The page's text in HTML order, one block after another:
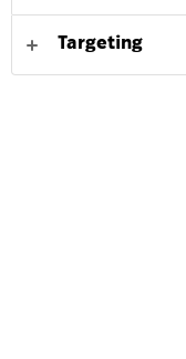
Om optimaal van
Caramel
gekoeld of met ijs,
Targeting